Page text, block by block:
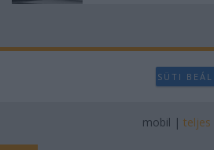
SÜTI
mobil | teljes